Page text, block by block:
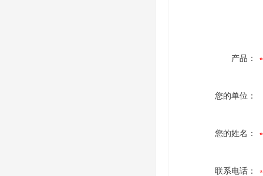
产品：
您的单位：
您的姓名：
联系电话：